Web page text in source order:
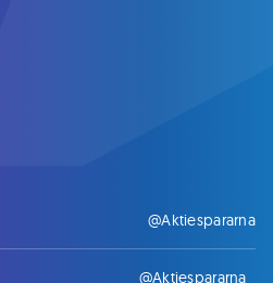
@Aktiespararna
@Aktiespararna_